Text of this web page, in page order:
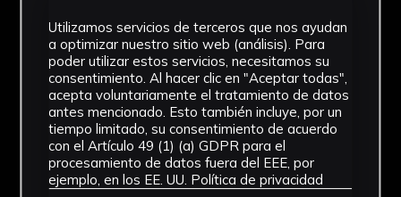
Fondo Herbario
Género
Santolina
Familia
Compositae
Utilizamos servicios de terceros que nos ayudan
a optimizar nuestro sitio web (análisis). Para
poder utilizar estos servicios, necesitamos su
consentimiento. Al hacer clic en "Aceptar todas",
acepta voluntariamente el tratamiento de datos
antes mencionado. Esto también incluye, por un
tiempo limitado, su consentimiento de acuerdo
con el Artículo 49 (1) (a) GDPR para el
procesamiento de datos fuera del EEE, por
ejemplo, en los EE. UU. Política de privacidad